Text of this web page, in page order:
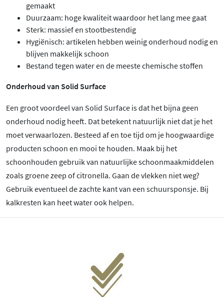
gemaakt
Duurzaam: hoge kwaliteit waardoor het lang mee gaat
Sterk: massief en stootbestendig
Hygiënisch: artikelen hebben weinig onderhoud nodig en
blijven makkelijk schoon
Bestand tegen water en de meeste chemische stoffen
Onderhoud van Solid Surface
Een groot voordeel van Solid Surface is dat het bijna geen
onderhoud nodig heeft. Dat betekent natuurlijk niet dat je het
moet verwaarlozen. Besteed af en toe tijd om je hoogwaardige
producten schoon en mooi te houden. Maak bij het
schoonhouden gebruik van natuurlijke schoonmaakmiddelen
zoals groene zeep of citronella. Gaan de vlekken niet weg?
Gebruik eventueel de zachte kant van een schuursponsje. Bij
kalkresten kan heet water ook helpen.